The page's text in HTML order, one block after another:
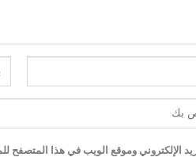
الإلكتروني وموقع الويب في هذا المتصفح